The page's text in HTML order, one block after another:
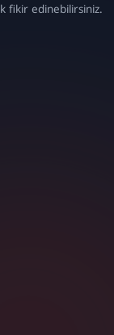
fikir edinebilirsiniz.